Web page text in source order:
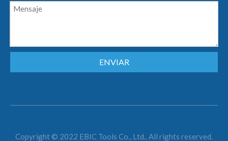
ENVIAR
Copyright © 2022 EBIC Tools Co., Ltd.. All rights reserved.